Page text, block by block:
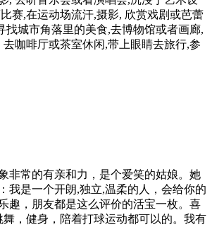
赛,在运动场流汗,摄影, 欣赏戏剧或芭蕾
找城市角落里的美食,去博物馆或者画廊,
去咖啡厅或茶室休闲,带上眼睛去旅行,参
非常的有亲和力，是个爱笑的姑娘。她
我是一个开朗,独立,温柔的人，会给你的
趣，朋友都是这么评价的活宝一枚。喜
舞，健身，陪着打球运动都可以的。我有